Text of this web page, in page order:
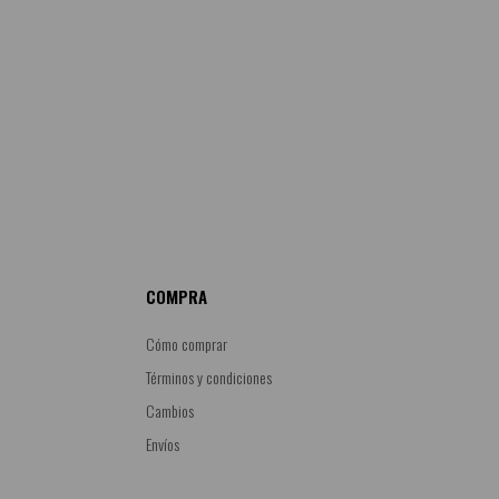
COMPRA
Cómo comprar
Términos y condiciones
Cambios
Envíos